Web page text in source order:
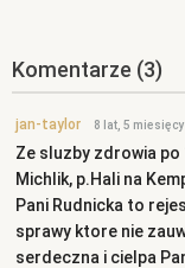
Komentarze (3)
jan-taylor 8 lat, 5
Ze sluzby zdrowia po
Michlik, p.Hali na
Pani Rudnicka to
sprawy ktore nie
serdeczna i cielpa